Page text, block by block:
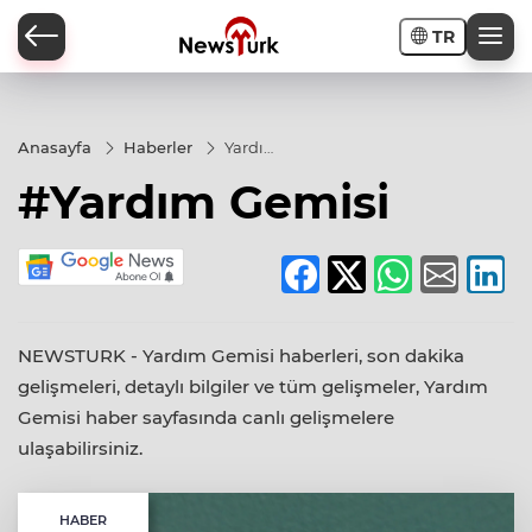
TR
Anasayfa Haberler
Yardım
#Yardım Gemisi
NEWSTURK - Yardım Gemisi haberleri, son dakika
gelişmeleri, detaylı bilgiler ve tüm gelişmeler, Yardım
Gemisi haber sayfasında canlı gelişmelere
ulaşabilirsiniz.
HABER